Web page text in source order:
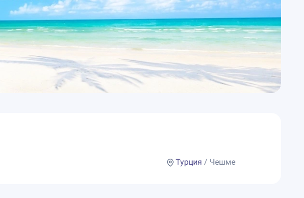
Турция / Чешме